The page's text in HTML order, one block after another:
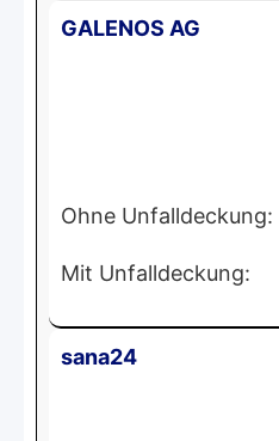
GALENOS AG
Ohne Unfalldeckung:
Mit Unfalldeckung:
sana24